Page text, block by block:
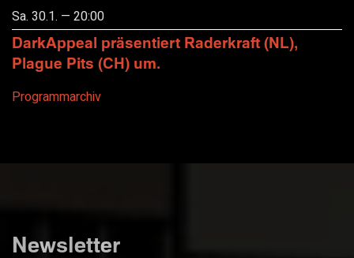
Sa. 30.1. — 20:00
DarkAppeal präsentiert Raderkraft (NL),
Plague Pits (CH) um.
Programmarchiv
Newsletter